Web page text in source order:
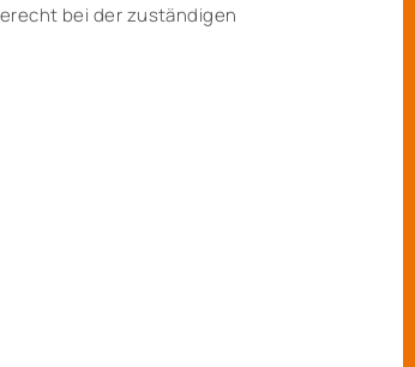
bei der zuständigen